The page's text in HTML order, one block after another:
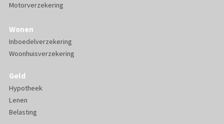
Motorverzekering
Wonen
Inboedelverzekering
Woonhuisverzekering
Geld
Hypotheek
Lenen
Belasting